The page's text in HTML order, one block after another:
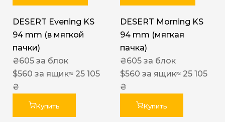
DESERT Evening KS
94 mm (в мягкой
пачки)
₴605 за блок
$560 за ящик≈ 25 105
₴
Купить
DESERT Morning KS
94 mm (мягкая
пачка)
₴605 за блок
$560 за ящик≈ 25 105
₴
Купить